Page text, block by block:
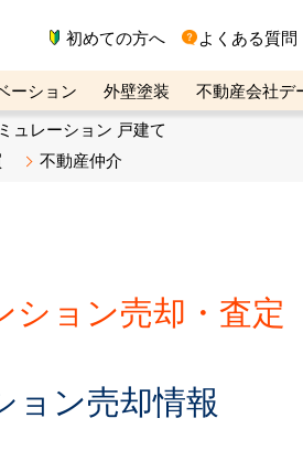
初めての方へ よくある質問
ーション 外壁塗装
不動産会社デ
産売却ご相談デスク
ュレーション 戸建て
不動産仲介
ション売却・査定
ョン売却情報